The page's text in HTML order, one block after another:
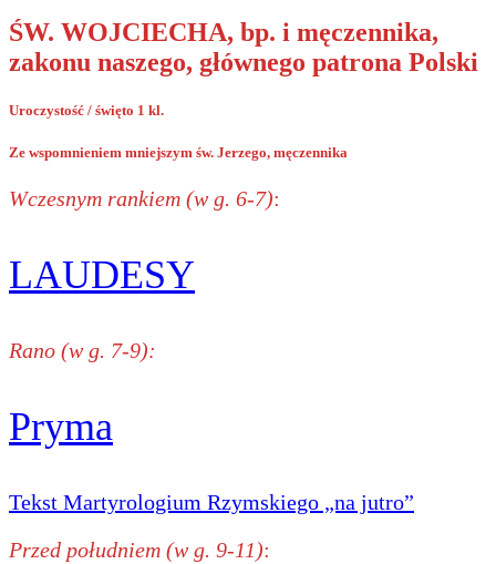
ŚW. WOJCIECHA, bp. i męczennika,
zakonu naszego, głównego patrona Polski
Uroczystość / święto 1 kl.
Ze wspomnieniem mniejszym św. Jerzego, męczennika
Wczesnym rankiem (w g. 6-7):
LAUDESY
Rano (w g. 7-9):
Pryma
Tekst Martyrologium Rzymskiego „na jutro”
Przed południem (w g. 9-11):